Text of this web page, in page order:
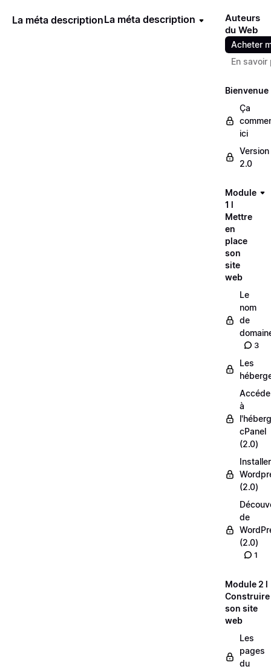
La méta descriptionLa méta description
Auteurs
du Web
Acheter
En savoir
Bienvenue
Ça
ici
Version
2.0
Module
1 l
Mettre
en
place
son
site
web
Le
nom
de
3
Les
à
cPanel
(2.0)
Installer
(2.0)
de
(2.0)
1
Module 2 l
Construire
son site
web
Les
pages
du